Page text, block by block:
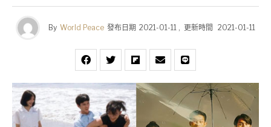
By World Peace 發布日期 2021-01-11 , 更新時間 2021-01-11